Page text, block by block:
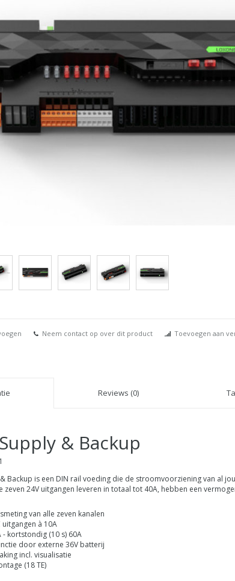
Neem contact op over dit product Toevoegen aan
Reviews (0)
& Backup
Backup is een DIN rail voeding die de stroomvoorziening van al
zeven 24V uitgangen leveren in totaal tot 40A, hebben een
van alle zeven kanalen
uitgangen à 10A
- kortstondig (10 s) 60A
door externe 36V batterij
incl. visualisatie
(18 TE)